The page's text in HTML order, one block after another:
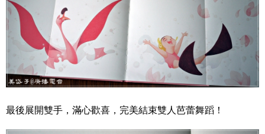
最後展開雙手，滿心歡喜，完美結束雙人芭蕾舞蹈！